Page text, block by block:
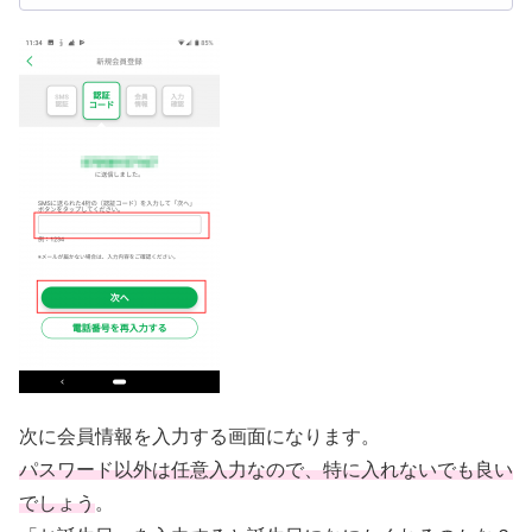
次に会員情報を入力する画面になります。
パスワード以外は任意入力なので、特に入れないでも良い
でしょう。